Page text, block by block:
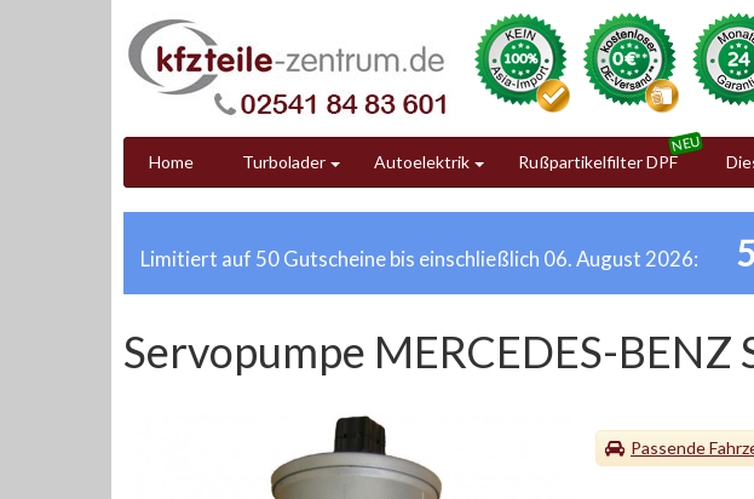
Home Turbolader Autoelektrik Rußpartikelfilter DPF
Limitiert auf 50 Gutscheine bis einschließlich 06. August 2026:
Servopumpe MERCEDES-BENZ
Passende